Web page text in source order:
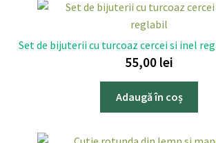
Set de bijuterii cu turcoaz cercei si inel
55,00 lei
Adaugă în coș